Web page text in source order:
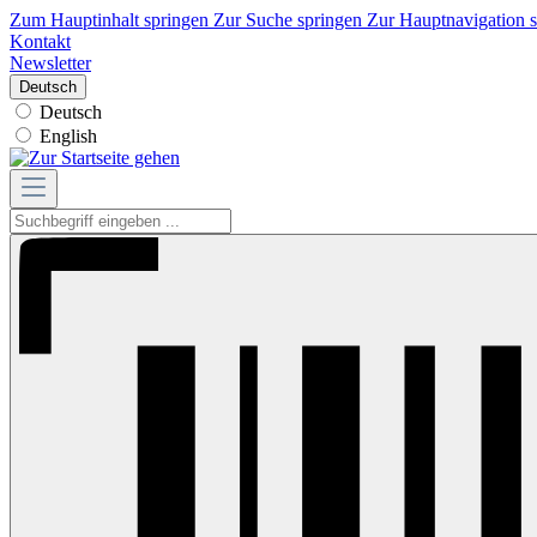
Zum Hauptinhalt springen Zur Suche springen Zur Hauptnavigation
Kontakt
Newsletter
Deutsch
Deutsch
English